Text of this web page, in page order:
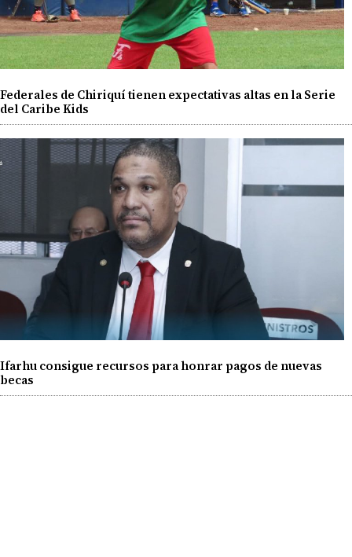
Federales de Chiriquí tienen expectativas altas en la Serie
del Caribe Kids
Ifarhu consigue recursos para honrar pagos de nuevas
becas